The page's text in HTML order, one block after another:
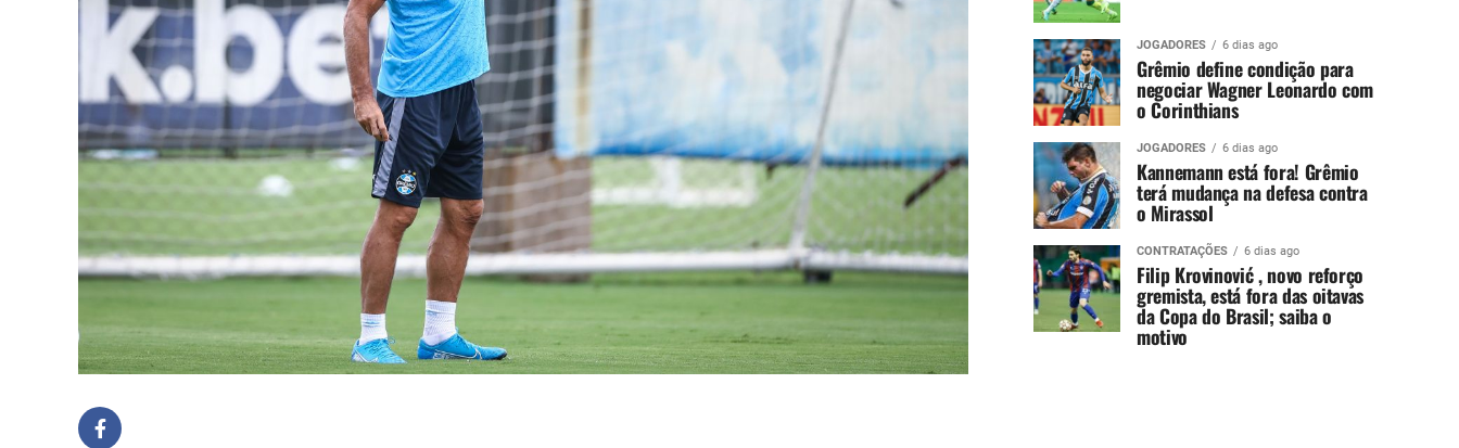
JOGADORES 6 dias ago
Grêmio define condição para
negociar Wagner Leonardo com
o Corinthians
JOGADORES 6 dias ago
Kannemann está fora! Grêmio
terá mudança na defesa contra
o Mirassol
CONTRATAÇÕES 6 dias ago
Filip Krovinović , novo reforço
gremista, está fora das oitavas
da Copa do Brasil; saiba o
motivo